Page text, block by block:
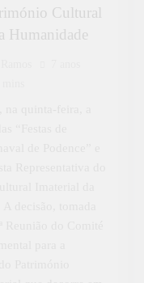
Cultural
Humanidade